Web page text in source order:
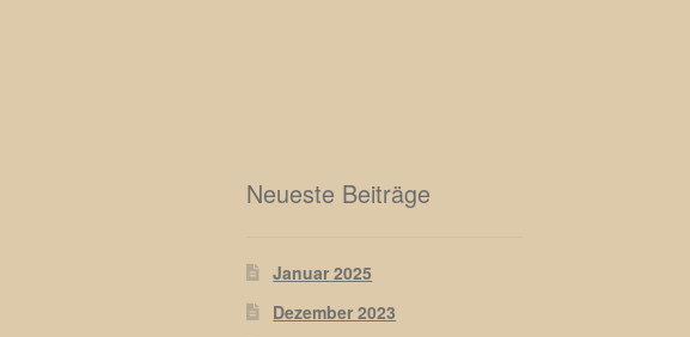
Neueste Beiträge
Januar 2025
Dezember 2023